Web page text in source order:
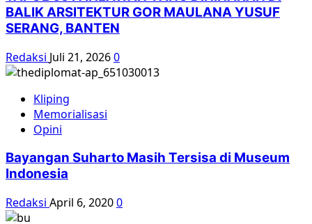
BALIK ARSITEKTUR GOR MAULANA YUSUF
SERANG, BANTEN
Redaksi Juli 21, 20260
Kliping
Memorialisasi
Opini
Bayangan Suharto Masih Tersisa di Museum
Indonesia
Redaksi April 6, 20200